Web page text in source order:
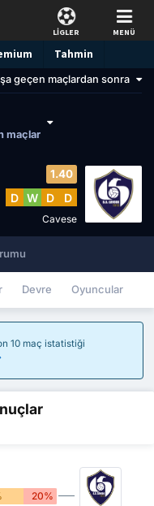
LİGLER MENÜ
Tahmin
geçen maçlardan sonra
maçlar
1.40
D W D D
Cavese
Devre Oyuncular
10 maç istatistiği
20%